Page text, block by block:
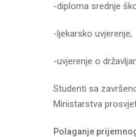
-diploma srednje
-ljekarsko uvjerenje,
-uvjerenje o
Studenti sa
Ministarstva
Polaganje